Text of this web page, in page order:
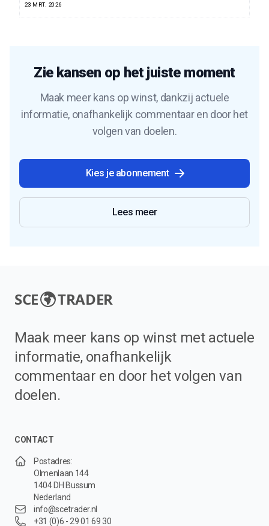
23 MRT. 2026
Zie kansen op het juiste moment
Maak meer kans op winst, dankzij actuele
informatie, onafhankelijk commentaar en door het
volgen van doelen.
Kies je abonnement
Lees meer
SCE TRADER
Maak meer kans op winst met actuele
informatie, onafhankelijk
commentaar en door het volgen van
doelen.
CONTACT
Postadres:
Olmenlaan 144
1404 DH Bussum
Nederland
info@scetrader.nl
+31 (0)6 - 29 01 69 30